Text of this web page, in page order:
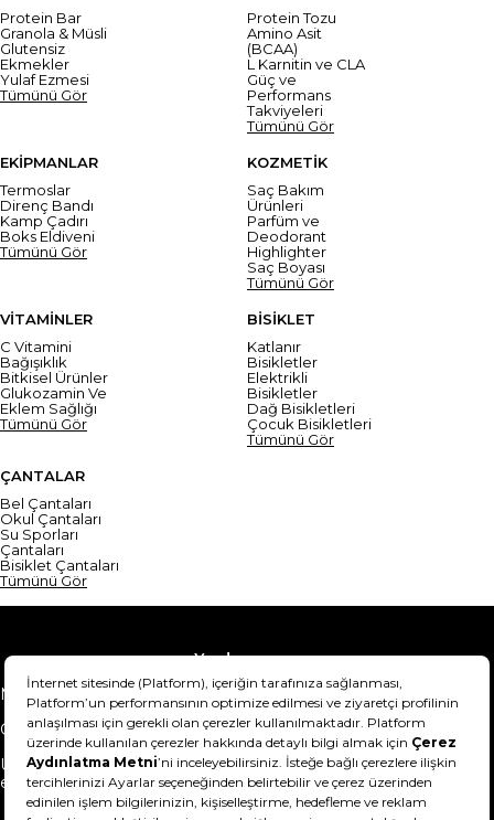
Protein Bar
Granola & Müsli
Glutensiz
Ekmekler
Yulaf Ezmesi
Tümünü Gör
Protein Tozu
Amino Asit
(BCAA)
L Karnitin ve CLA
Güç ve
Performans
Takviyeleri
Tümünü Gör
EKİPMANLAR
Termoslar
Direnç Bandı
Kamp Çadırı
Boks Eldiveni
Tümünü Gör
KOZMETİK
Saç Bakım
Ürünleri
Parfüm ve
Deodorant
Highlighter
Saç Boyası
Tümünü Gör
VİTAMİNLER
C Vitamini
Bağışıklık
Bitkisel Ürünler
Glukozamin Ve
Eklem Sağlığı
Tümünü Gör
BİSİKLET
Katlanır
Bisikletler
Elektrikli
Bisikletler
Dağ Bisikletleri
Çocuk Bisikletleri
Tümünü Gör
ÇANTALAR
Bel Çantaları
Okul Çantaları
Su Sporları
Çantaları
Bisiklet Çantaları
Tümünü Gör
Yardım
Mesafeli Satış Sözleşmesi
Teslimat Bilgisi
Gizlilik Sözleşmesi
Şartlar & Koşullar
Ürünümü nasıl iade
edebilirim?
Hakkımızda